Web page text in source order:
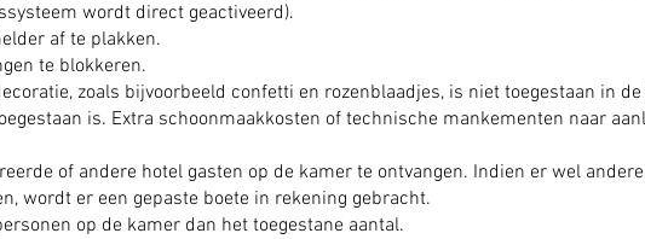
wordt direct geactiveerd).
af te plakken.
te blokkeren.
zoals bijvoorbeeld confetti en rozenblaadjes, is niet toegestaan in
is. Extra schoonmaakkosten of technische mankementen naar
of andere hotel gasten op de kamer te ontvangen. Indien er wel
wordt er een gepaste boete in rekening gebracht.
op de kamer dan het toegestane aantal.